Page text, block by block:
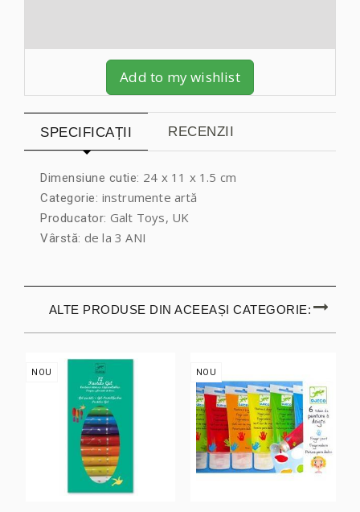
Add to my wishlist
SPECIFICAȚII RECENZII
Dimensiune cutie: 24 x 11 x 1.5 cm
Categorie: instrumente artă
Producator: Galt Toys, UK
Vârstă: de la 3 ANI
ALTE PRODUSE DIN ACEEAȘI CATEGORIE:
NOU NOU